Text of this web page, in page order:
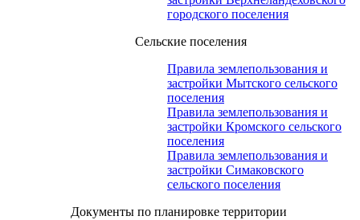
городского поселения
Сельские поселения
Правила землепользования и
застройки Мытского сельского
поселения
Правила землепользования и
застройки Кромского сельского
поселения
Правила землепользования и
застройки Симаковского
сельского поселения
Документы по планировке территории